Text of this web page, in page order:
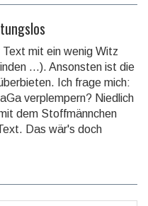
mit ein wenig Witz
...). Ansonsten ist die
Ich frage mich:
verplempern? Niedlich
dem Stoffmännchen
Das wär's doch